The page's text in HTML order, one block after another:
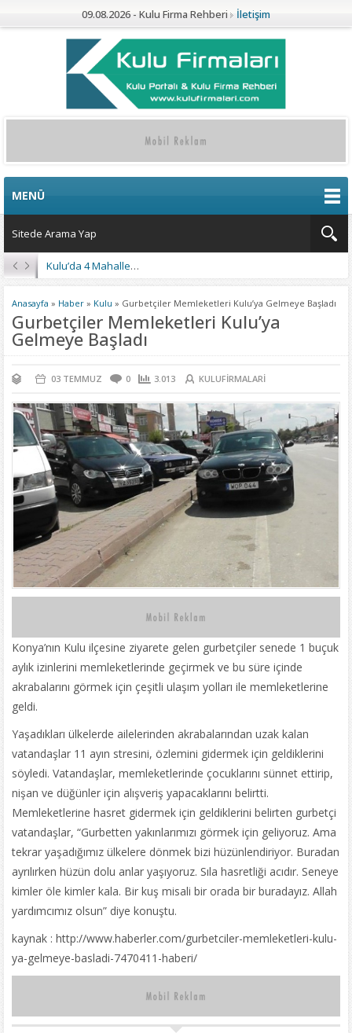
09.08.2026 - Kulu Firma Rehberi İletişim
MENÜ
Kulu’da 4 Mahalleye Yangın Söndürme Tankeri
Anasayfa » Haber » Kulu » Gurbetçiler Memleketleri Kulu’ya Gelmeye Başladı
Gurbetçiler Memleketleri Kulu’ya
Gelmeye Başladı
03 TEMMUZ 0 3.013 KULUFIRMALARI
Konya’nın Kulu ilçesine ziyarete gelen gurbetçiler senede 1 buçuk
aylık izinlerini memleketlerinde geçirmek ve bu süre içinde
akrabalarını görmek için çeşitli ulaşım yolları ile memleketlerine
geldi.
Yaşadıkları ülkelerde ailelerinden akrabalarından uzak kalan
vatandaşlar 11 ayın stresini, özlemini gidermek için geldiklerini
söyledi. Vatandaşlar, memleketlerinde çocuklarını sünnet ettirip,
nişan ve düğünler için alışveriş yapacaklarını belirtti.
Memleketlerine hasret gidermek için geldiklerini belirten gurbetçi
vatandaşlar, “Gurbetten yakınlarımızı görmek için geliyoruz. Ama
tekrar yaşadığımız ülkelere dönmek bizi hüzünlendiriyor. Buradan
ayrılırken hüzün dolu anlar yaşıyoruz. Sıla hasretliği acıdır. Seneye
kimler öle kimler kala. Bir kuş misali bir orada bir buradayız. Allah
yardımcımız olsun” diye konuştu.
kaynak : http://www.haberler.com/gurbetciler-memleketleri-kulu-
ya-gelmeye-basladi-7470411-haberi/